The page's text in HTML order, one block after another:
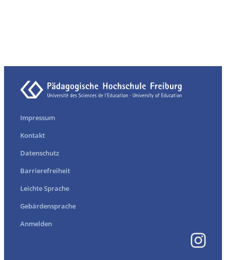
Impressum
Kontakt
Datenschutz
Barrierefreiheit
Leichte Sprache
Gebärdensprache
Anmelden